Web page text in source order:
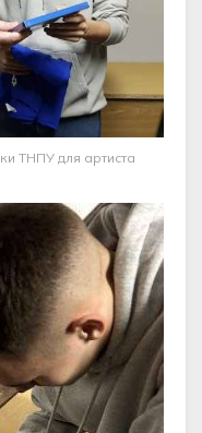
ТНПУ для артиста